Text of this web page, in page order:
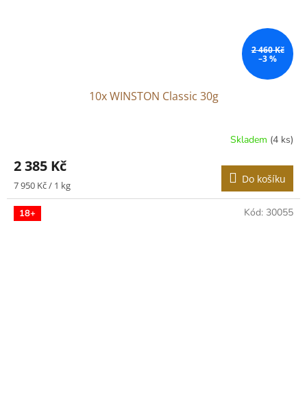
2 460 Kč
–3 %
10x WINSTON Classic 30g
Skladem (4 ks)
2 385 Kč
Měrná
cena:
7 950 Kč / 1 kg Do košíku
18+ Kód: 30055